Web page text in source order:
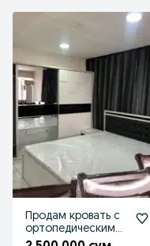
Продам кровать с
ортопедическим
матрасом